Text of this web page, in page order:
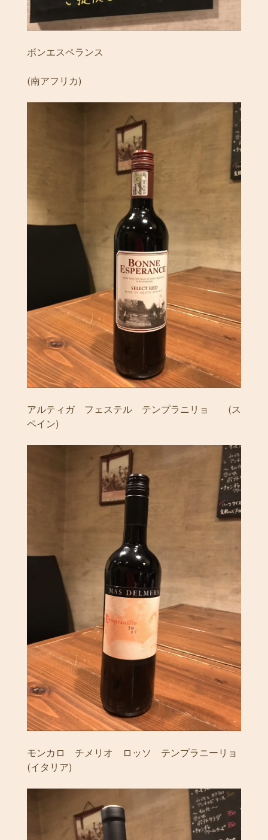
ボンエスペランス
(南アフリカ)
アルティガ フェステル テンプラニリョ (ス
ペイン)
モンカロ チメリオ ロッソ テンプラニーリョ
(イタリア)